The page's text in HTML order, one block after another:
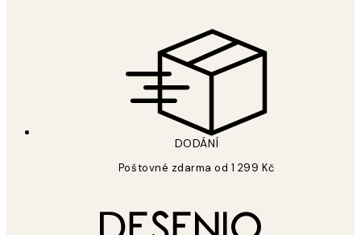
DODÁNÍ
Poštovné zdarma od 1 299 Kč